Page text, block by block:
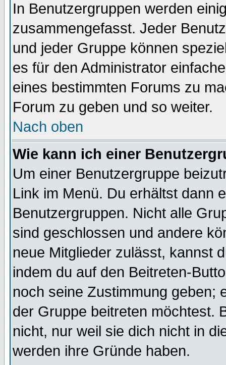
In Benutzergruppen werden
zusammengefasst. Jeder
und jeder Gruppe können
es für den Administrator
eines bestimmten Forums zu
Forum zu geben und so weiter.
Nach oben
Wie kann ich einer
Um einer Benutzergruppe
Link im Menü. Du erhältst dann
Benutzergruppen. Nicht alle
sind geschlossen und andere
neue Mitglieder zulässt, kannst
indem du auf den Beitreten-
noch seine Zustimmung geben;
der Gruppe beitreten möchtest.
nicht, nur weil sie dich nicht in
werden ihre Gründe haben.